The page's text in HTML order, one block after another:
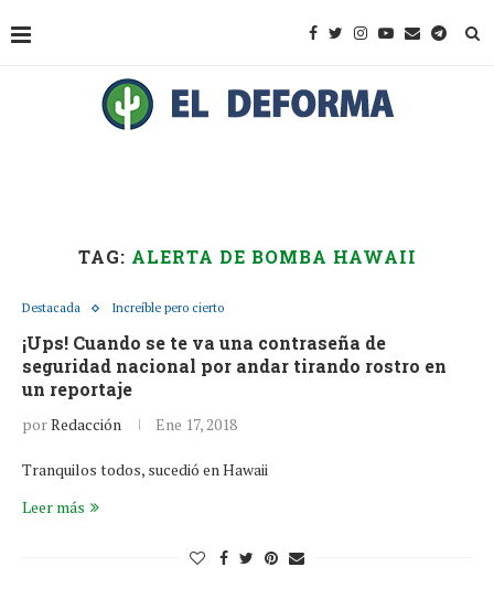
TAG: ALERTA DE BOMBA HAWAII
Destacada Increíble pero cierto
¡Ups! Cuando se te va una contraseña de
seguridad nacional por andar tirando rostro en
un reportaje
porRedacción Ene 17, 2018
Tranquilos todos, sucedió en Hawaii
Leer más